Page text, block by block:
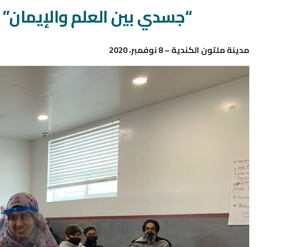
“جسدي بين العلم
مدينة ملتون الكندية – 8 نوفمبر، 2020